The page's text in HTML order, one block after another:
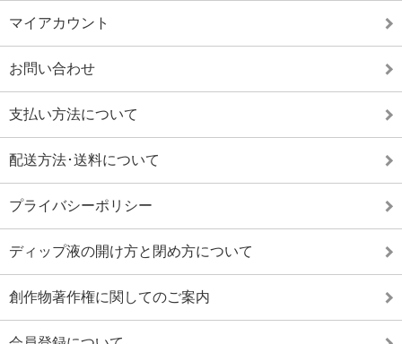
マイアカウント
お問い合わせ
支払い方法について
配送方法･送料について
プライバシーポリシー
ディップ液の開け方と閉め方について
創作物著作権に関してのご案内